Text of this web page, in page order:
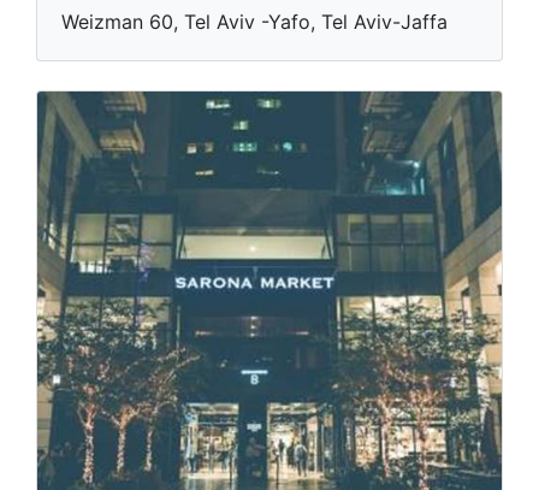
Weizman 60, Tel Aviv -Yafo, Tel Aviv-Jaffa